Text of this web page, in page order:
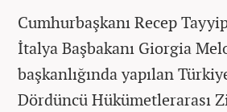
Cumhurbaşkanı Recep
İtalya Başbakanı Giorgia
başkanlığında yapılan
Dördüncü Hükümetlerarası